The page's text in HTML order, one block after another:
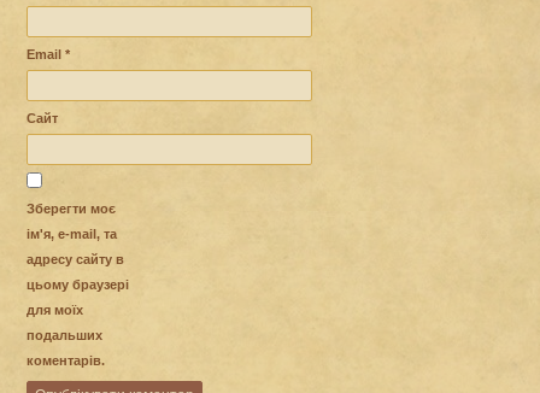
Email *
Сайт
Зберегти моє
ім'я, e-mail, та
адресу сайту в
цьому браузері
для моїх
подальших
коментарів.